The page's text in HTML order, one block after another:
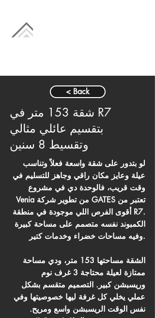
< Back
شقة 153 متر في R7
بتقسيم عائلي مثالي
وتقسيط 8 سنين
لو بتدور على شقة واسعة فعلاً وتناسب
عيلة وعايز مكان راقي وجاهز للتسليم في
وقت قريب، فالوحدة دي في مشروع
Venia من تطوير شركة GATES تعتبر من
أقوى الفرص اللي موجودة في منطقة R7.
الكمبوند نفسه متصمم على مساحة كبيرة
وفيه مساحات خضراء وخدمات كتير.
الشقة مساحتها 153 متر، ودي مساحة
ممتازة لعيلة محتاجة 3 غرف نوم
وريسبشن كبير. التصميم متقسم بشكل
عملي يخلي كل غرفة ليها خصوصيتها وفي
نفس الوقت الريسبشن واسع ومريح.